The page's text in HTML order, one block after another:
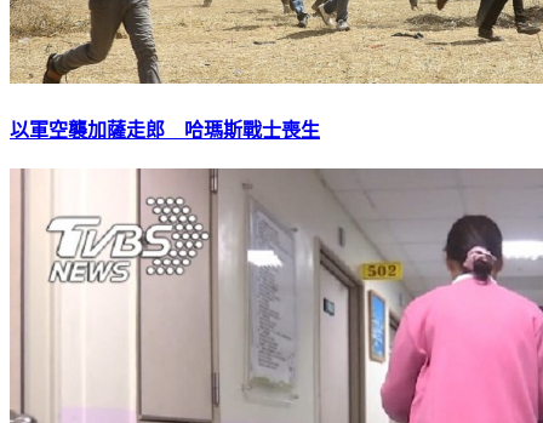
以軍空襲加薩走郎 哈瑪斯戰士喪生